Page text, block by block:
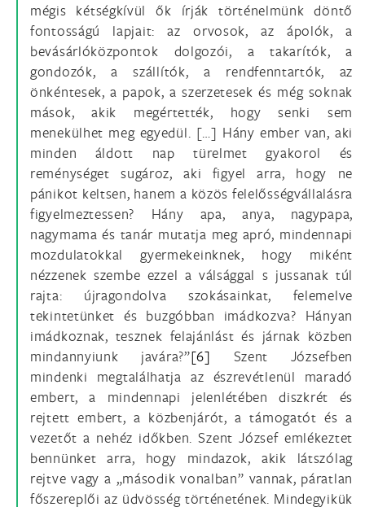
mégis kétségkívül ők írják történelmünk döntő
fontosságú lapjait: az orvosok, az ápolók, a
bevásárlóközpontok dolgozói, a takarítók, a
gondozók, a szállítók, a rendfenntartók, az
önkéntesek, a papok, a szerzetesek és még soknak
mások, akik megértették, hogy senki sem
menekülhet meg egyedül. […] Hány ember van, aki
minden áldott nap türelmet gyakorol és
reménységet sugároz, aki figyel arra, hogy ne
pánikot keltsen, hanem a közös felelősségvállalásra
figyelmeztessen? Hány apa, anya, nagypapa,
nagymama és tanár mutatja meg apró, mindennapi
mozdulatokkal gyermekeinknek, hogy miként
nézzenek szembe ezzel a válsággal s jussanak túl
rajta: újragondolva szokásainkat, felemelve
tekintetünket és buzgóbban imádkozva? Hányan
imádkoznak, tesznek felajánlást és járnak közben
mindannyiunk javára?”[6] Szent Józsefben
mindenki megtalálhatja az észrevétlenül maradó
embert, a mindennapi jelenlétében diszkrét és
rejtett embert, a közbenjárót, a támogatót és a
vezetőt a nehéz időkben. Szent József emlékeztet
bennünket arra, hogy mindazok, akik látszólag
rejtve vagy a „második vonalban” vannak, páratlan
főszereplői az üdvösség történetének. Mindegyikük